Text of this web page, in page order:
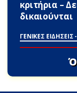
κριτήρια –
δικαιούνται
ΓΕΝΙΚΕΣ